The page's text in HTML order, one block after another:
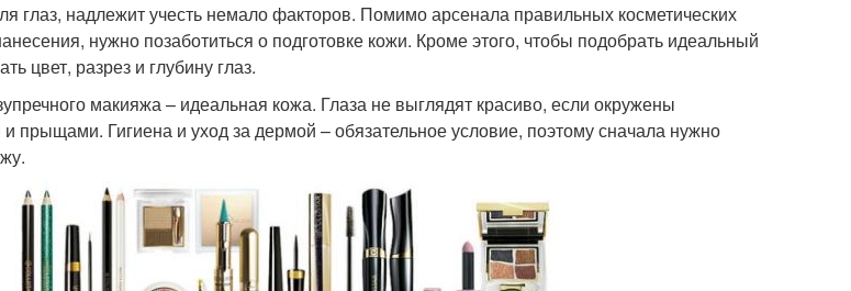
глаз, надлежит учесть немало факторов. Помимо арсенала правильных косметических
нужно позаботиться о подготовке кожи. Кроме этого, чтобы подобрать идеальный
цвет, разрез и глубину глаз.
макияжа – идеальная кожа. Глаза не выглядят красиво, если окружены
прыщами. Гигиена и уход за дермой – обязательное условие, поэтому сначала нужно